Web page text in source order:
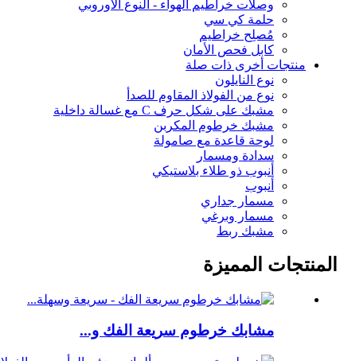
وصلات خراطيم الهواء - النوع الأوروبي
حلمة كي سي
مُصلِح خراطيم
كابل فحص الأمان
منتجات أخرى ذات صلة
نوع النايلون
نوع من الفولاذ المقاوم للصدأ
مشبك على شكل حرف C مع غسالة داخلية
مشبك خرطوم المكربن
لوحة قاعدة مع صامولة
سدادة ومسمار
أنبوب ذو طلاء بلاستيكي
أنبوب
مسمار جداري
مسمار وبرغي
مشبك ربط
المنتجات المميزة
مشابك خرطوم سريعة الفك و...